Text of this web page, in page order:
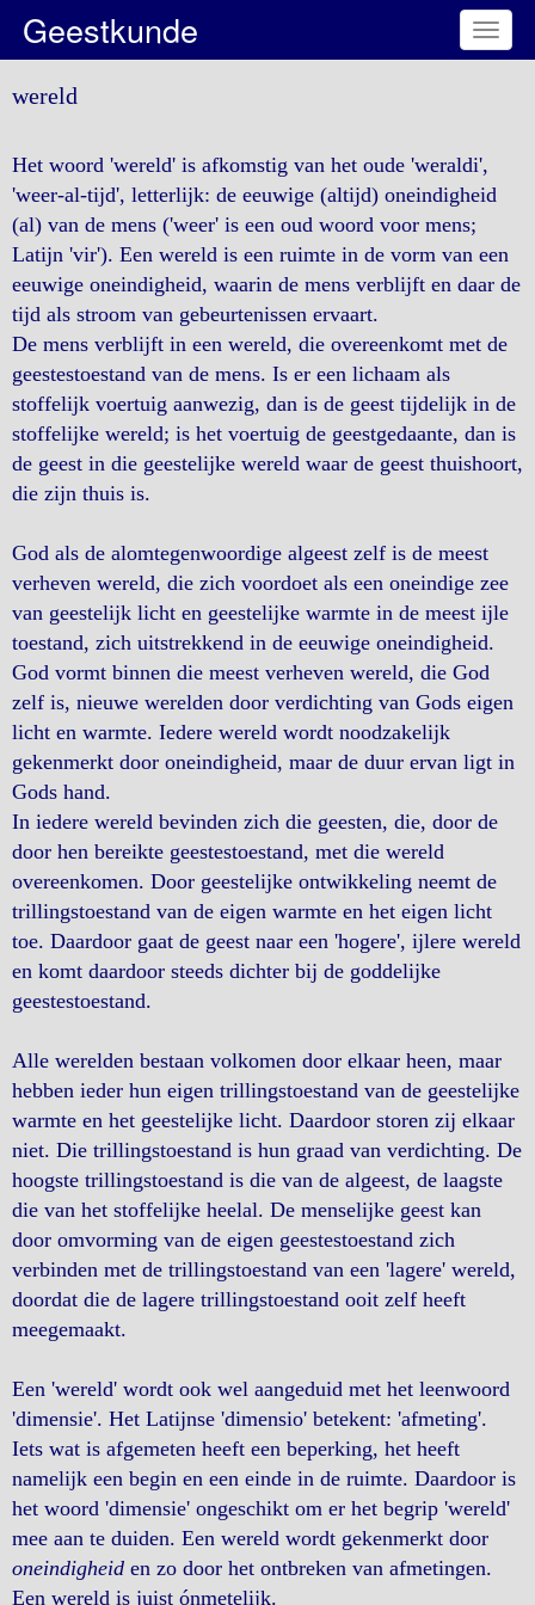
Toggle
Geestkunde
wereld
Het woord 'wereld' is afkomstig van het oude 'weraldi',
'weer-al-tijd', letterlijk: de eeuwige (altijd) oneindigheid
(al) van de mens ('weer' is een oud woord voor mens;
Latijn 'vir'). Een wereld is een ruimte in de vorm van een
eeuwige oneindigheid, waarin de mens verblijft en daar de
tijd als stroom van gebeurtenissen ervaart.
De mens verblijft in een wereld, die overeenkomt met de
geestestoestand van de mens. Is er een lichaam als
stoffelijk voertuig aanwezig, dan is de geest tijdelijk in de
stoffelijke wereld; is het voertuig de geestgedaante, dan is
de geest in die geestelijke wereld waar de geest thuishoort,
die zijn thuis is.
God als de alomtegenwoordige algeest zelf is de meest
verheven wereld, die zich voordoet als een oneindige zee
van geestelijk licht en geestelijke warmte in de meest ijle
toestand, zich uitstrekkend in de eeuwige oneindigheid.
God vormt binnen die meest verheven wereld, die God
zelf is, nieuwe werelden door verdichting van Gods eigen
licht en warmte. Iedere wereld wordt noodzakelijk
gekenmerkt door oneindigheid, maar de duur ervan ligt in
Gods hand.
In iedere wereld bevinden zich die geesten, die, door de
door hen bereikte geestestoestand, met die wereld
overeenkomen. Door geestelijke ontwikkeling neemt de
trillingstoestand van de eigen warmte en het eigen licht
toe. Daardoor gaat de geest naar een 'hogere', ijlere wereld
en komt daardoor steeds dichter bij de goddelijke
geestestoestand.
Alle werelden bestaan volkomen door elkaar heen, maar
hebben ieder hun eigen trillingstoestand van de geestelijke
warmte en het geestelijke licht. Daardoor storen zij elkaar
niet. Die trillingstoestand is hun graad van verdichting. De
hoogste trillingstoestand is die van de algeest, de laagste
die van het stoffelijke heelal. De menselijke geest kan
door omvorming van de eigen geestestoestand zich
verbinden met de trillingstoestand van een 'lagere' wereld,
doordat die de lagere trillingstoestand ooit zelf heeft
meegemaakt.
Een 'wereld' wordt ook wel aangeduid met het leenwoord
'dimensie'. Het Latijnse 'dimensio' betekent: 'afmeting'.
Iets wat is afgemeten heeft een beperking, het heeft
namelijk een begin en een einde in de ruimte. Daardoor is
het woord 'dimensie' ongeschikt om er het begrip 'wereld'
mee aan te duiden. Een wereld wordt gekenmerkt door
oneindigheid en zo door het ontbreken van afmetingen.
Een wereld is juist ónmetelijk.